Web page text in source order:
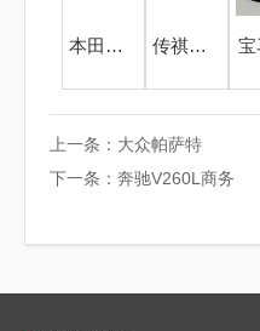
本田奥德赛 传祺M8商务 宝
上一条： 大众帕萨特
下一条： 奔驰V260L商务